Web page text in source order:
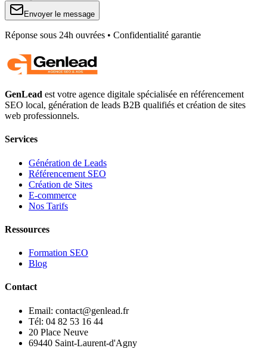
Envoyer le message
Réponse sous 24h ouvrées • Confidentialité garantie
GenLead est votre agence digitale spécialisée en référencement
SEO local, génération de leads B2B qualifiés et création de sites
web professionnels.
Services
Génération de Leads
Référencement SEO
Création de Sites
E-commerce
Nos Tarifs
Ressources
Formation SEO
Blog
Contact
Email: contact@genlead.fr
Tél: 04 82 53 16 44
20 Place Neuve
69440 Saint-Laurent-d'Agny